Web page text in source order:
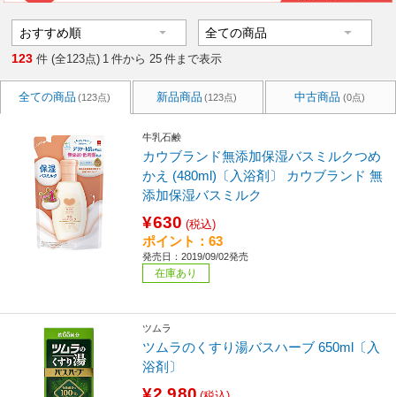
123 件 (全123点) 1 件から 25 件まで表示
全ての商品 (123点) 新品商品 (123点) 中古商品 (0点)
牛乳石鹸
カウブランド無添加保湿バスミルクつめ
かえ (480ml)〔入浴剤〕 カウブランド 無
添加保湿バスミルク
¥630 (税込)
ポイント：63
発売日：2019/09/02発売
在庫あり
ツムラ
ツムラのくすり湯バスハーブ 650ml〔入
浴剤〕